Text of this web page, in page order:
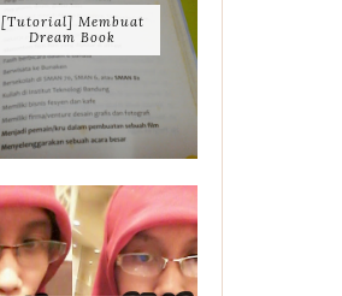
[Tutorial] Membuat
Dream Book